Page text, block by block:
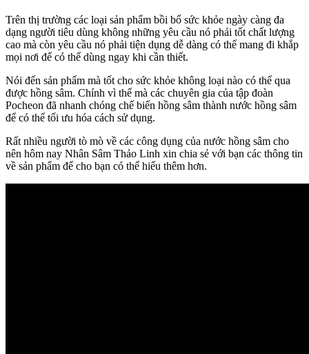
Trên thị trường các loại sản phẩm bồi bổ sức khỏe ngày càng đa
dạng người tiêu dùng không những yêu cầu nó phải tốt chất lượng
cao mà còn yêu cầu nó phải tiện dụng dễ dàng có thể mang đi khắp
mọi nơi để có thể dùng ngay khi cần thiết.
Nói đến sản phẩm mà tốt cho sức khỏe không loại nào có thể qua
được hồng sâm. Chính vì thế mà các chuyên gia của tập đoàn
Pocheon đã nhanh chóng chế biến hồng sâm thành nước hồng sâm
để có thể tối ưu hóa cách sử dụng.
Rất nhiều người tò mò về các công dụng của nước hồng sâm cho
nên hôm nay Nhân Sâm Thảo Linh xin chia sẻ với bạn các thông tin
về sản phẩm để cho bạn có thể hiểu thêm hơn.